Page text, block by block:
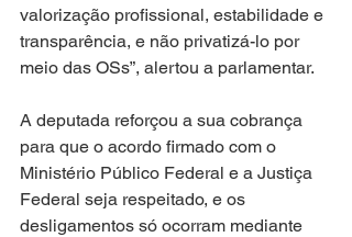
valorização profissional, estabilidade e
transparência, e não privatizá-lo por
meio das OSs”, alertou a parlamentar.
A deputada reforçou a sua cobrança
para que o acordo firmado com o
Ministério Público Federal e a Justiça
Federal seja respeitado, e os
desligamentos só ocorram mediante